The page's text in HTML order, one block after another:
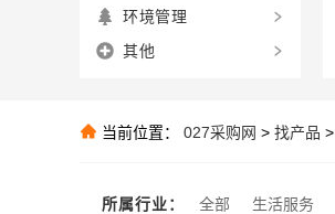
环境管理
其他
当前位置： 027采购网 > 找产品 >
所属行业： 全部 生活服务